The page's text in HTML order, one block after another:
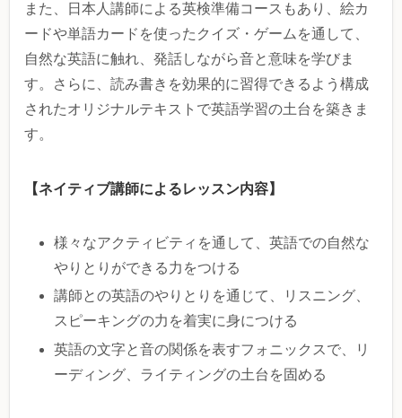
また、日本人講師による英検準備コースもあり、絵カ
ードや単語カードを使ったクイズ・ゲームを通して、
自然な英語に触れ、発話しながら音と意味を学びま
す。さらに、読み書きを効果的に習得できるよう構成
されたオリジナルテキストで英語学習の土台を築きま
す。
【ネイティブ講師によるレッスン内容】
様々なアクティビティを通して、英語での自然な
やりとりができる力をつける
講師との英語のやりとりを通じて、リスニング、
スピーキングの力を着実に身につける
英語の文字と音の関係を表すフォニックスで、リ
ーディング、ライティングの土台を固める